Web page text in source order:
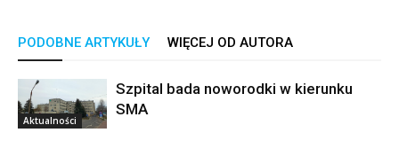
PODOBNE ARTYKUŁY WIĘCEJ OD AUTORA
Aktualności
Szpital bada noworodki w kierunku
SMA